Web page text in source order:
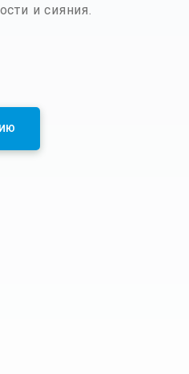
и сияния.